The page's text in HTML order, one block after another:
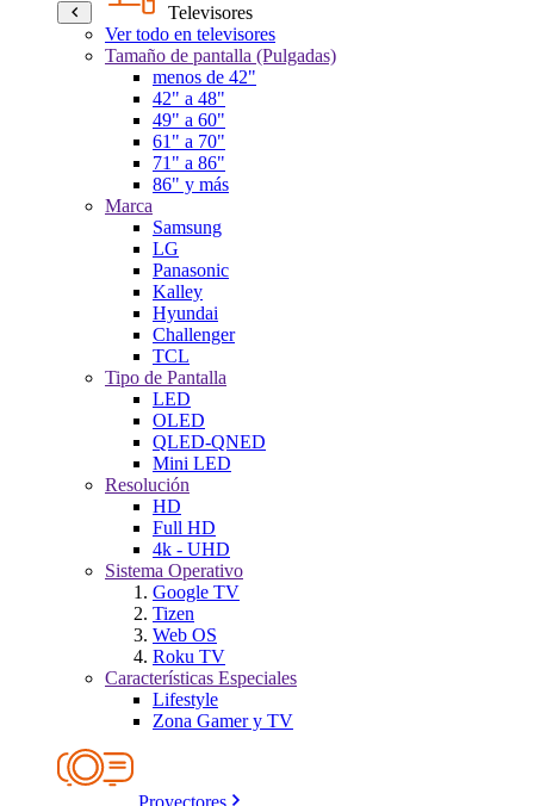
Televisores
Ver todo en televisores
Tamaño de pantalla (Pulgadas)
menos de 42"
42" a 48"
49" a 60"
61" a 70"
71" a 86"
86" y más
Marca
Samsung
LG
Panasonic
Kalley
Hyundai
Challenger
TCL
Tipo de Pantalla
LED
OLED
QLED-QNED
Mini LED
Resolución
HD
Full HD
4k - UHD
Sistema Operativo
Google TV
Tizen
Web OS
Roku TV
Características Especiales
Lifestyle
Zona Gamer y TV
Proyectores